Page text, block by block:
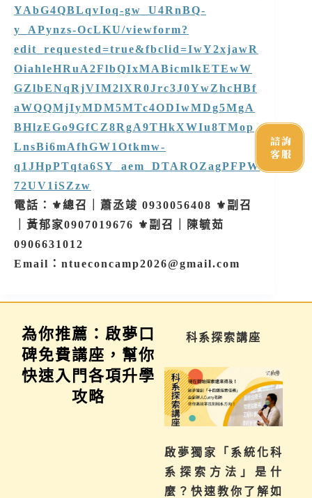
YAbG4QBLqvIoq-gw_U4RnBQ-
y_APynzs-OcLKU/viewform?
edit_requested=true&fbclid=IwY2xjawR
OiahleHRuA2FlbQIxMABicmlkETEwW
GZlbENqRjVIM2lXR0Jrc3J0YwZhcHBf
aWQQMjIyMDM5MTc4ODIwMDg5MgA
BHlzEGo9GfCZ8RgA9THkXWIu8TMop
LnsBi6mAfhGW1Otkmw-
q1JHpPTqta6SY_aem_DTAROZagPFPW
72UV1iSZzw
電話：⚜️總召｜蕭丞竣 0930056408 ⚜️副召
｜黃郁家0907019676 ⚜️副召｜陳毓茹
0906631012
Email：ntueconcamp2026@gmail.com
為你推薦：啟夢口
碑免費講座，幫你
快速入門各項升學
攻略
學習歷程說明會 科系探索講座
啟夢獨家「系統化科
系探索方法」是什
麼？快速教你了解如
諮詢
客服